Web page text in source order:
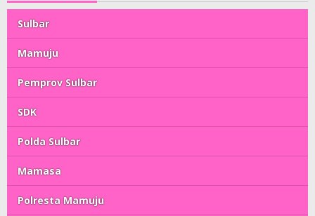
Sulbar
Mamuju
Pemprov Sulbar
SDK
Polda Sulbar
Mamasa
Polresta Mamuju